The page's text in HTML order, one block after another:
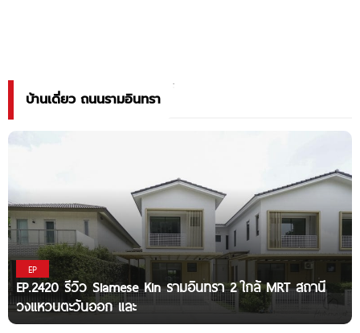
บ้านเดี่ยว ถนนรามอินทรา
EP
EP.2420 รีวิว Siamese Kin รามอินทรา 2 ใกล้ MRT สถานี
วงแหวนตะวันออก และ